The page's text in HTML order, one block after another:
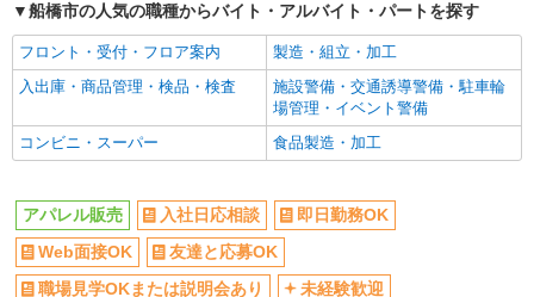
服装自由
髪型・髪色自由
ネイルOK
ピアスOK
残業ほぼなし
交通費支給
家賃補助・住宅手当有
産休・育休取得実績あり
各種手当（家族・役職・インセン
社割・特典あり
研修制度あり
同じ職種から求人を探す
ファッション・アパレル
船橋市の人気の職種からバイト・アルバイト・パートを探す
フロント・受付・フロア案内
製造・組立・加工
入出庫・商品管理・検品・検査
施設警備・交通誘導警備・駐車輪
場管理・イベント警備
コンビニ・スーパー
食品製造・加工
アパレル販売 入社日応相談
即日勤務OK
Web面接OK
友達と応募OK
職場見学OKまたは説明会あり
未経験歓迎